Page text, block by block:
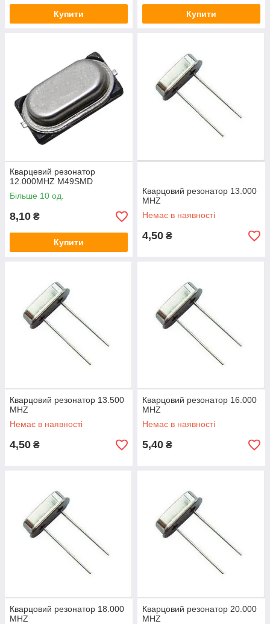
Купити Купити
Кварцевий резонатор
12.000MHZ M49SMD
Більше 10 од.
8,10 ₴
Купити
Кварцовий резонатор 13.000
MHZ
Немає в наявності
4,50 ₴
Кварцовий резонатор 13.500
MHZ
Немає в наявності
4,50 ₴
Кварцовий резонатор 16.000
MHZ
Немає в наявності
5,40 ₴
Кварцовий резонатор 18.000
MHZ
Кварцовий резонатор 20.000
MHZ